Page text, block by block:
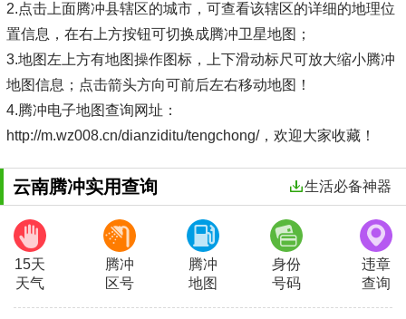
2.点击上面腾冲县辖区的城市，可查看该辖区的详细的地理位
置信息，在右上方按钮可切换成腾冲卫星地图；
3.地图左上方有地图操作图标，上下滑动标尺可放大缩小腾冲
地图信息；点击箭头方向可前后左右移动地图！
4.腾冲电子地图查询网址：
http://m.wz008.cn/dianziditu/tengchong/，欢迎大家收藏！
云南腾冲实用查询 生活必备神器
15天
天气
腾冲
区号
腾冲
地图
身份
号码
违章
查询